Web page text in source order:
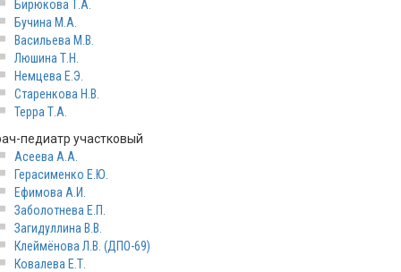
Бирюкова Т.А.
Бучина М.А.
Васильева М.В.
Люшина Т.Н.
Немцева Е.Э.
Старенкова Н.В.
Терра Т.А.
педиатр участковый
Асеева А.А.
Герасименко Е.Ю.
Ефимова А.И.
Заболотнева Е.П.
Загидуллина В.В.
Клеймёнова Л.В. (ДПО-69)
Ковалева Е.Т.